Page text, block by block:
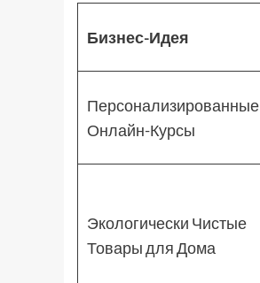
Бизнес-Идея
Персонализированные
Онлайн-Курсы
Экологически Чистые
Товары для Дома